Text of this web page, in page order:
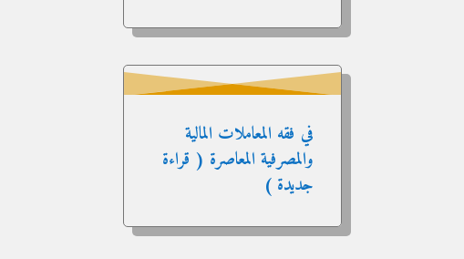
في فقه المعاملات المالية
والمصرفية المعاصرة ( قراءة
جديدة )